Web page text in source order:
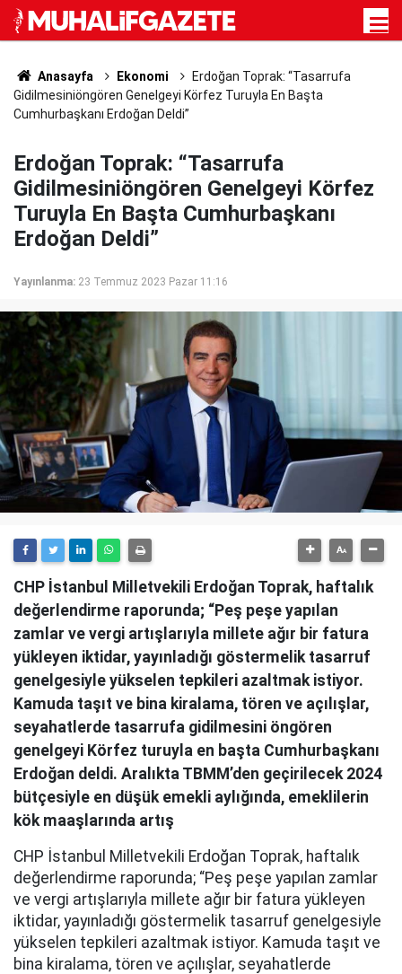
Anasayfa Ekonomi
Erdoğan Toprak: “Tasarrufa
Gidilmesiniöngören Genelgeyi Körfez Turuyla En Başta
Cumhurbaşkanı Erdoğan Deldi”
Erdoğan Toprak: “Tasarrufa
Gidilmesiniöngören Genelgeyi Körfez
Turuyla En Başta Cumhurbaşkanı
Erdoğan Deldi”
Yayınlanma: 23 Temmuz 2023 Pazar 11:16
CHP İstanbul Milletvekili Erdoğan Toprak, haftalık
değerlendirme raporunda; “Peş peşe yapılan
zamlar ve vergi artışlarıyla millete ağır bir fatura
yükleyen iktidar, yayınladığı göstermelik tasarruf
genelgesiyle yükselen tepkileri azaltmak istiyor.
Kamuda taşıt ve bina kiralama, tören ve açılışlar,
seyahatlerde tasarrufa gidilmesini öngören
genelgeyi Körfez turuyla en başta Cumhurbaşkanı
Erdoğan deldi. Aralıkta TBMM’den geçirilecek 2024
bütçesiyle en düşük emekli aylığında, emeklilerin
kök maaşlarında artış
CHP İstanbul Milletvekili Erdoğan Toprak, haftalık
değerlendirme raporunda; “Peş peşe yapılan zamlar
ve vergi artışlarıyla millete ağır bir fatura yükleyen
iktidar, yayınladığı göstermelik tasarruf genelgesiyle
yükselen tepkileri azaltmak istiyor. Kamuda taşıt ve
bina kiralama, tören ve açılışlar, seyahatlerde